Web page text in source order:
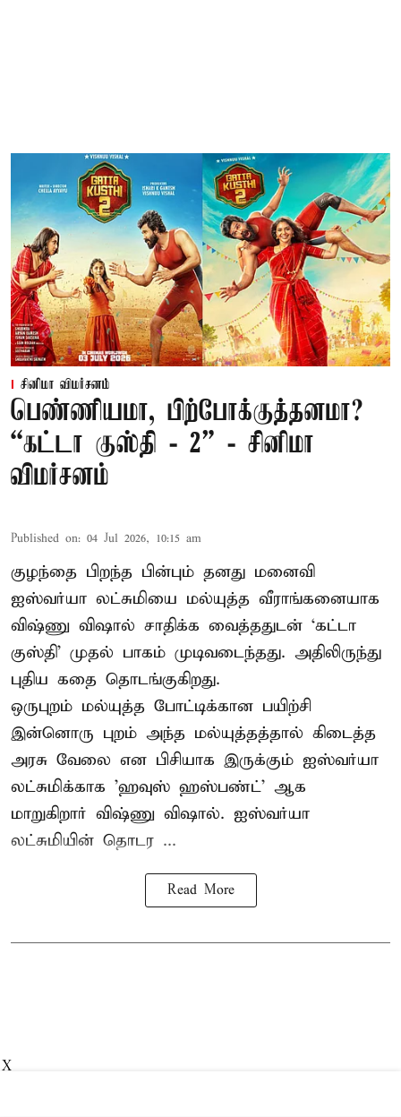
சினிமா விமர்சனம்
பெண்ணியமா, பிற்போக்குத்தனமா?
“கட்டா குஸ்தி - 2” - சினிமா
விமர்சனம்
Published on: 04 Jul 2026, 10:15 am
குழந்தை பிறந்த பின்பும் தனது மனைவி
ஐஸ்வர்யா லட்சுமியை மல்யுத்த வீராங்கனையாக
விஷ்ணு விஷால் சாதிக்க வைத்ததுடன் ‘கட்டா
குஸ்தி’ முதல் பாகம் முடிவடைந்தது. அதிலிருந்து
புதிய கதை தொடங்குகிறது.
ஒருபுறம் மல்யுத்த போட்டிக்கான பயிற்சி
இன்னொரு புறம் அந்த மல்யுத்தத்தால் கிடைத்த
அரசு வேலை என பிசியாக இருக்கும் ஐஸ்வர்யா
லட்சுமிக்காக 'ஹவுஸ் ஹஸ்பண்ட்' ஆக
மாறுகிறார் விஷ்ணு விஷால். ஐஸ்வர்யா
லட்சுமியின் தொடர ...
Read More
X